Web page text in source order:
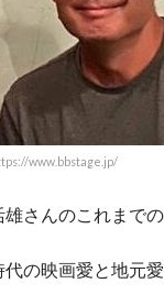
www.bbstage.jp/
雄さんのこれまで
代の映画愛と地元